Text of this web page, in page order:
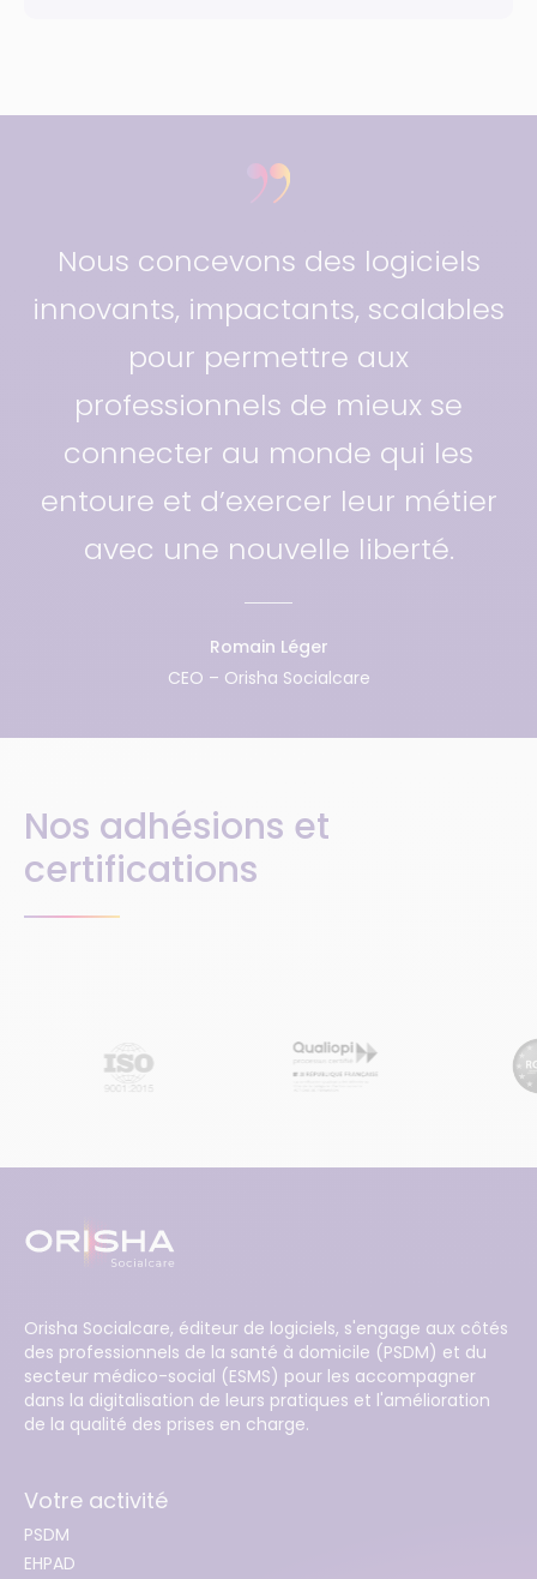
Nous concevons des logiciels
innovants, impactants, scalables
pour permettre aux
professionnels de mieux se
connecter au monde qui les
entoure et d’exercer leur métier
avec une nouvelle liberté.
Romain Léger
CEO – Orisha Socialcare
Nos adhésions et
certifications
Orisha Socialcare, éditeur de logiciels, s'engage aux côtés
des professionnels de la santé à domicile (PSDM) et du
secteur médico-social (ESMS) pour les accompagner
dans la digitalisation de leurs pratiques et l'amélioration
de la qualité des prises en charge.
Votre activité
PSDM
EHPAD